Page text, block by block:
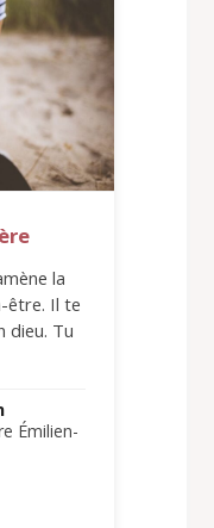
la
être. Il te
dieu. Tu
Émilien-